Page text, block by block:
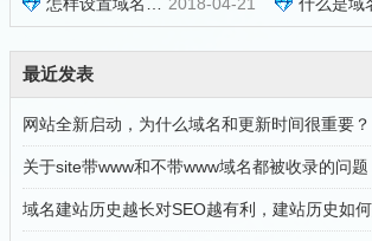
2018-04-21
怎样设置域名解析？ 什么是域名
最近发表
网站全新启动，为什么域名和更新时间很重要？
关于site带www和不带www域名都被收录的问题
域名建站历史越长对SEO越有利，建站历史如